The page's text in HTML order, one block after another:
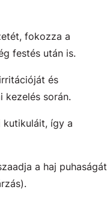
fokozza a
festés után is.
és
kezelés során.
kutikuláit, így a
a haj puhaságát